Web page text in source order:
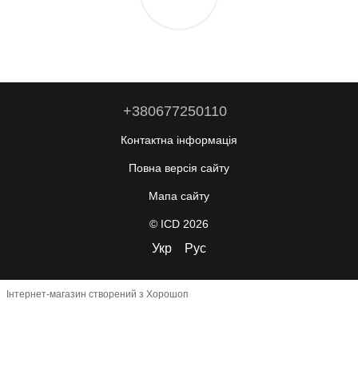
+380677250110
Контактна інформація
Повна версія сайту
Мапа сайту
© ICD 2026
Укр Рус
Інтернет-магазин створений з Хорошоп